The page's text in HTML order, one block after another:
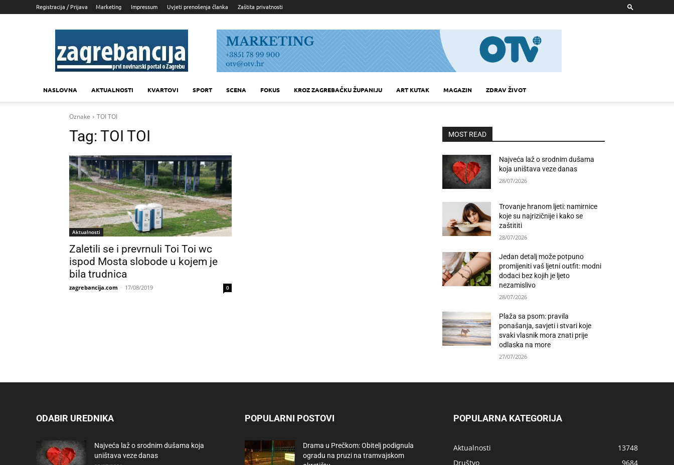
Registracija / Prijava Marketing Impressum Uvjeti prenošenja članka Zaštita privatnosti
Zagrebancija
NASLOVNA AKTUALNOSTI KVARTOVI SPORT SCENA FOKUS KROZ ZAGREBAČKU ŽUPANIJU ART KUTAK MAGAZIN ZDRAV ŽIVOT
Oznake TOI TOI
Tag: TOI TOI
Aktualnosti
Zaletili se i prevrnuli Toi Toi wc
ispod Mosta slobode u kojem je
bila trudnica
zagrebancija.com - 17/08/2019 0
MOST READ
Najveća laž o srodnim dušama
koja uništava veze danas
28/07/2026
Trovanje hranom ljeti: namirnice
koje su najrizičnije i kako se
zaštititi
28/07/2026
Jedan detalj može potpuno
promijeniti vaš ljetni outfit: modni
dodaci bez kojih je ljeto
nezamislivo
28/07/2026
Plaža sa psom: pravila
ponašanja, savjeti i stvari koje
svaki vlasnik mora znati prije
odlaska na more
27/07/2026
ODABIR UREDNIKA
Najveća laž o srodnim dušama koja
uništava veze danas
POPULARNI POSTOVI
Drama u Prečkom: Obitelj podignula
ogradu na pruzi na tramvajskom
POPULARNA KATEGORIJA
Aktualnosti
13748
Društvo
9684